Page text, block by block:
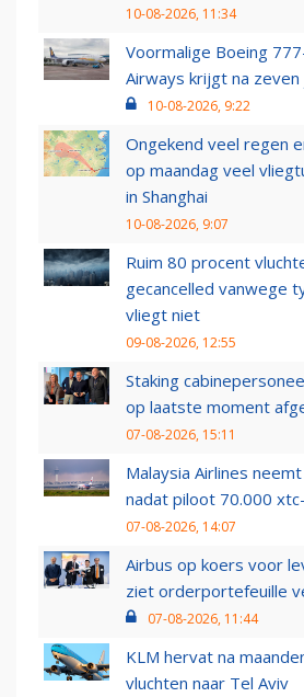
10-08-2026, 11:34
Voormalige Boeing
Airways krijgt na
10-08-2026, 9:22
Ongekend veel regen
op maandag veel
in Shanghai
10-08-2026, 9:07
Ruim 80 procent
gecancelled vanwege
vliegt niet
09-08-2026, 12:55
Staking
op laatste moment
07-08-2026, 15:11
Malaysia Airlines
nadat piloot 70.000
07-08-2026, 14:07
Airbus op koers voor
ziet orderportefeuille
07-08-2026, 11:44
KLM hervat na
vluchten naar Tel Aviv